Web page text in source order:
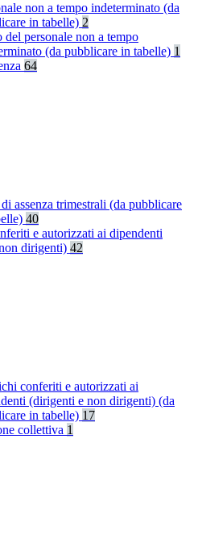
non a tempo indeterminato (da
in tabelle) 2
del personale non a tempo
(da pubblicare in tabelle) 1
64
assenza trimestrali (da pubblicare
40
e autorizzati ai dipendenti
dirigenti) 42
conferiti e autorizzati ai
(dirigenti e non dirigenti) (da
in tabelle) 17
collettiva 1